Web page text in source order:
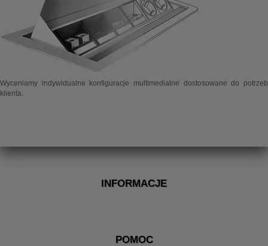
Wyceniamy indywidualne konfiguracje multimedialne dostosowane do potrzeb
klienta.
INFORMACJE
POMOC